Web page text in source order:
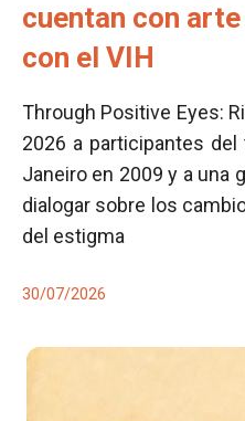
cuentan con
con el VIH
Through Positive Eyes:
2026 a participantes
Janeiro en 2009 y a una
dialogar sobre los
del estigma
30/07/2026